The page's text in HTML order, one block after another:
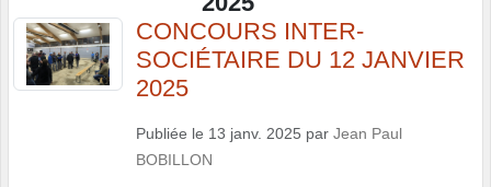
CONCOURS INTER-
SOCIÉTAIRE DU 12 JANVIER
2025
Publiée le 13 janv. 2025 par Jean Paul
BOBILLON